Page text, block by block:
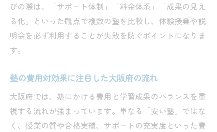
びの際は、「サポート体制」「料金体系」「成果の見え
る化」といった観点で複数の塾を比較し、体験授業や説
明会を必ず利用することが失敗を防ぐポイントになりま
す。
塾の費用対効果に注目した大阪府の流れ
大阪府では、塾にかける費用と学習成果のバランスを重
視する流れが強まっています。単なる「安い塾」ではな
く、授業の質や合格実績、サポートの充実度といった費